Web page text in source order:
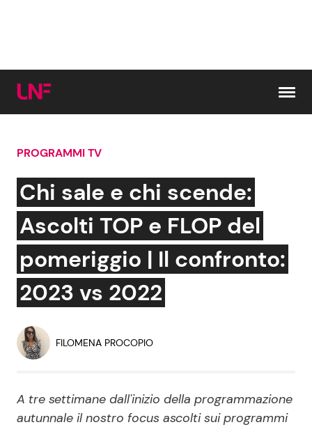
Cerca:
News e Cronaca
Attualità Italiana
Dal Mondo
Economia
Persone Scomparse
Politica
Gossip e TV
Bellezze VIP
Reality e Talent
PROGRAMMI TV
Chi sale e chi scende:
Ascolti TOP e FLOP del
pomeriggio | Il confronto:
2023 vs 2022
FILOMENA PROCOPIO
A tre settimane dall'inizio della programmazione
autunnale il nostro focus ascolti sui programmi